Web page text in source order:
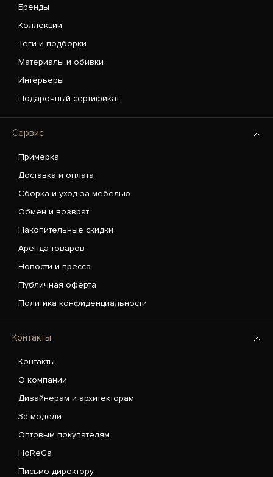
Бренды
Коллекции
Теги и подборки
Материалы и обивки
Интерьеры
Подарочный сертификат
Сервис
Примерка
Доставка и оплата
Сборка и уход за мебелью
Обмен и возврат
Накопительные скидки
Аренда товаров
Новости и пресса
Публичная оферта
Политика конфиденциальности
Контакты
Контакты
О компании
Дизайнерам и архитекторам
3d-модели
Оптовым покупателям
HoReCa
Письмо директору